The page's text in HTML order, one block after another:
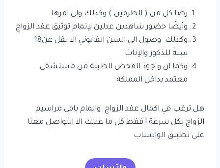
رضا كل من ( الطرفين ) وكذلك ولي امرها
وأيضًا حضور شاهدين عدلين لإتمام توثيق عقد الزواج
سنة للذكور والإناث
وكما ان و جود الفحص الطبية من مستشفى
معتمد بداخل المملكة
هل ترغب في اكمال عقد الزواج واتمام باقي مراسيم
الزواج بكل سرعة ! فقط كل ما عليك الا التواصل معنا
على تطبيق الواتساب